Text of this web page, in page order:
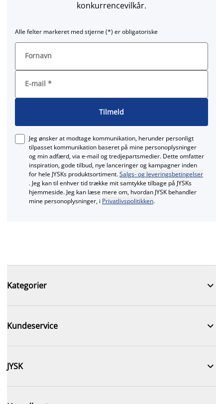
konkurrencevilkår.
Alle felter markeret med stjerne (*) er obligatoriske
Fornavn
E-mail *
Tilmeld
Jeg ønsker at modtage kommunikation, herunder personligt
tilpasset kommunikation baseret på mine personoplysninger
og min adfærd, via e‑mail og tredjepartsmedier. Dette omfatter
inspiration, gode tilbud, nye lanceringer og kampagner inden
for hele JYSKs produktsortiment.Salgs- og leveringsbetingelser
. Jeg kan til enhver tid trække mit samtykke tilbage på JYSKs
hjemmeside. Jeg kan læse mere om, hvordan JYSK behandler
mine personoplysninger, i Privatlivspolitikken.
Kategorier 
Kundeservice 
JYSK 